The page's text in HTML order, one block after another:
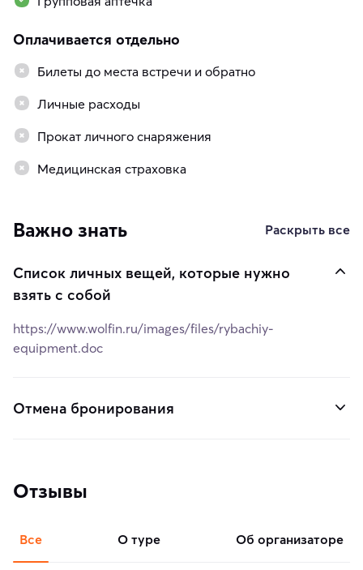
Оплачивается отдельно
Билеты до места встречи и обратно
Личные расходы
Прокат личного снаряжения
Медицинская страховка
Важно знать Раскрыть все
Список личных вещей, которые нужно
взять с собой
https://www.wolfin.ru/images/files/rybachiy-
equipment.doc
Отмена бронирования
Отзывы
Все о туре об организаторе